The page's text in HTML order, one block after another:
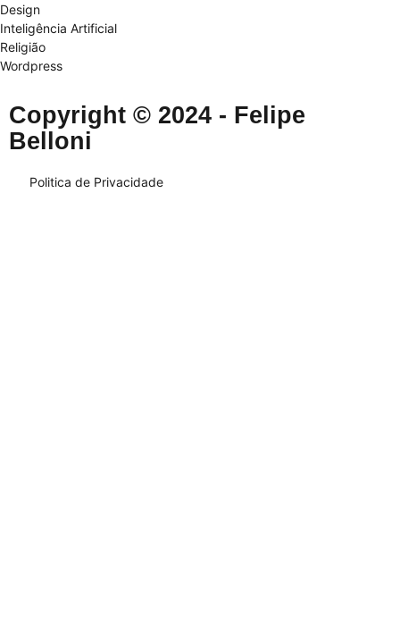
Design
Inteligência Artificial
Religião
Wordpress
Copyright © 2024 - Felipe
Belloni
Politica de Privacidade